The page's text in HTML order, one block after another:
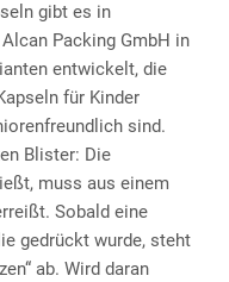
gibt es in
Packing GmbH in
entwickelt, die
für Kinder
sind.
Blister: Die
muss aus einem
Sobald eine
gedrückt wurde, steht
ab. Wird daran